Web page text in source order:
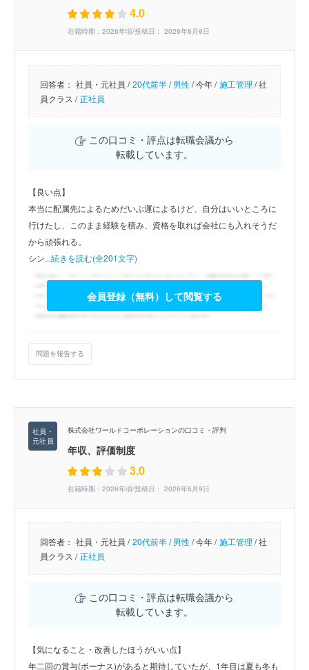
4.0
在籍時期：2026年頃/投稿日： 2026年6月9日
回答者： 社員・元社員 / 20代前半/男性/今年 / 施工管理 /社
員クラス / 正社員
この口コミ・評点は転職会議から
転載しています。
【良い点】
本当に配属先によるためだいぶ運によるけど、自分はいいところに
行けたし、このまま経験を積み、資格を取れば会社にも入れそうだ
から頑張れる。
シン...続きを読む(全201文字)
会員登録（無料）して閲覧する
問題を報告する
株式会社ワールドコーポレーションの口コミ・評判
年収、評価制度
3.0
在籍時期：2026年頃/投稿日： 2026年6月9日
回答者： 社員・元社員 / 20代前半/男性/今年 / 施工管理 /社
員クラス / 正社員
この口コミ・評点は転職会議から
転載しています。
【気になること・改善したほうがいい点】
年二回の賞与(ボーナス)があると期待していたが、1年目は夏も冬も